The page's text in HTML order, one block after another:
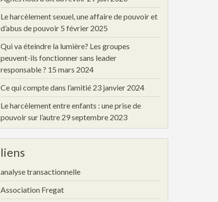
Le harcèlement sexuel, une affaire de pouvoir et
d’abus de pouvoir 5 février 2025
Qui va éteindre la lumière? Les groupes
peuvent-ils fonctionner sans leader
responsable ? 15 mars 2024
Ce qui compte dans l’amitié 23 janvier 2024
Le harcèlement entre enfants : une prise de
pouvoir sur l’autre 29 septembre 2023
liens
analyse transactionnelle
Association Fregat